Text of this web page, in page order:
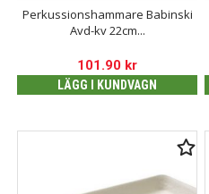
Perkussionshammare Babinski
Avd-kv 22cm...
101.90 kr
LÄGG I KUNDVAGN